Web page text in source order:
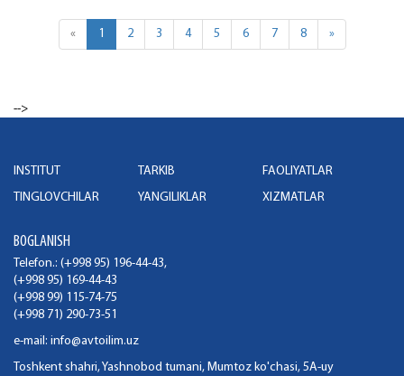
« 1 2 3 4 5 6 7 8 »
-->
INSTITUT TARKIB
FAOLIYATLAR
TINGLOVCHILAR
YANGILIKLAR XIZMATLAR
BOGLANISH
Telefon.: (+998 95) 196-44-43,
(+998 95) 169-44-43
(+998 99) 115-74-75
(+998 71) 290-73-51
e-mail: info@avtoilim.uz
Toshkent shahri, Yashnobod tumani, Mumtoz ko'chasi, 5A-uy